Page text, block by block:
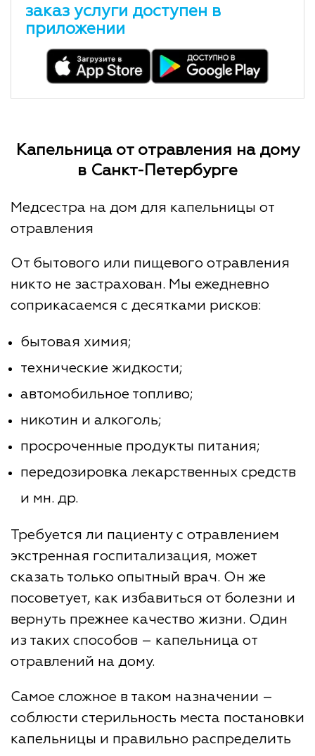
заказ услуги доступен в
приложении
Капельница от отравления на дому
в Санкт-Петербурге
Медсестра на дом для капельницы от
отравления
От бытового или пищевого отравления
никто не застрахован. Мы ежедневно
соприкасаемся с десятками рисков:
бытовая химия;
технические жидкости;
автомобильное топливо;
никотин и алкоголь;
просроченные продукты питания;
передозировка лекарственных средств
и мн. др.
Требуется ли пациенту с отравлением
экстренная госпитализация, может
сказать только опытный врач. Он же
посоветует, как избавиться от болезни и
вернуть прежнее качество жизни. Один
из таких способов – капельница от
отравлений на дому.
Самое сложное в таком назначении –
соблюсти стерильность места постановки
капельницы и правильно распределить